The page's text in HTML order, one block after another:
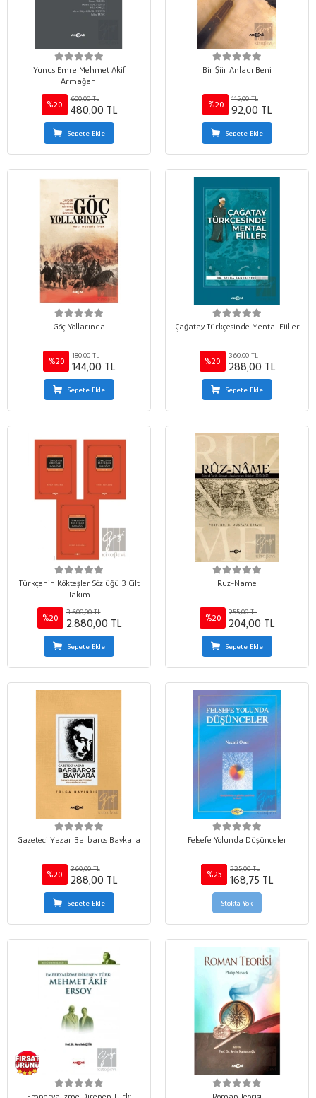
Yunus Emre Mehmet Akif
Armağanı
%20
600,00 TL
480,00 TL
Sepete Ekle
Bir Şiir Anladı Beni
%20
115,00 TL
92,00 TL
Sepete Ekle
Göç Yollarında
%20
180,00 TL
144,00 TL
Sepete Ekle
Çağatay Türkçesinde Mental Fiiller
%20
360,00 TL
288,00 TL
Sepete Ekle
Türkçenin Kökteşler Sözlüğü 3 Cilt
Takım
%20
3.600,00 TL
2.880,00 TL
Sepete Ekle
Ruz-Name
%20
255,00 TL
204,00 TL
Sepete Ekle
Gazeteci Yazar Barbaros Baykara
%20
360,00 TL
288,00 TL
Sepete Ekle
Felsefe Yolunda Düşünceler
%25
225,00 TL
168,75 TL
Stokta Yok